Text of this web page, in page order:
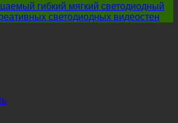
гибкий мягкий светодиодный
светодиодных видеостен